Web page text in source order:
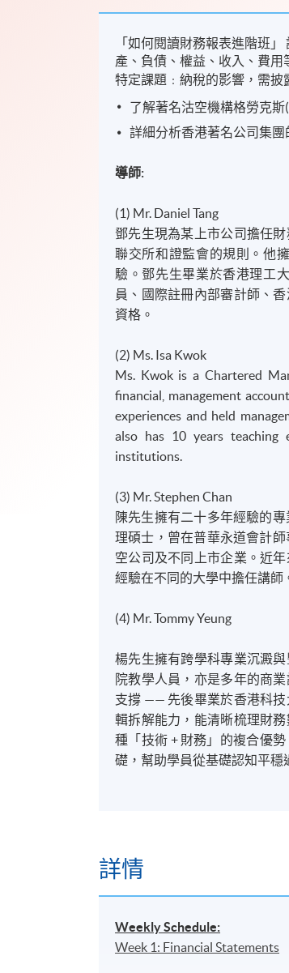
「如何閱讀財務報表進階班
產、負債、權益、收入、費用
特定課題﹕納稅的影響，需披
了解著名沽空機構格勞克斯
詳細分析香港著名公司集團
導師:
(1) Mr. Daniel Tang
鄧先生現為某上市公司擔任
聯交所和證監會的規則。他
驗。鄧先生畢業於香港理工
員、國際註冊內部審計師、
資格。
(2) Ms. Isa Kwok
Ms. Kwok is a Chartered
financial, management
experiences and held
also has 10 years teaching
institutions.
(3) Mr. Stephen Chan
陳先生擁有二十多年經驗的
理碩士，曾在普華永道會計
空公司及不同上市企業。近
經驗在不同的大學中擔任講師
(4) Mr. Tommy Yeung
楊先生擁有跨學科專業沉澱
院教學人員，亦是多年的商
支撐 —— 先後畢業於香港科
輯拆解能力，能清晰梳理財
種「技術 + 財務」的複合優
礎，幫助學員從基礎認知平穩
詳情
Weekly Schedule:
Week 1: Financial Statements